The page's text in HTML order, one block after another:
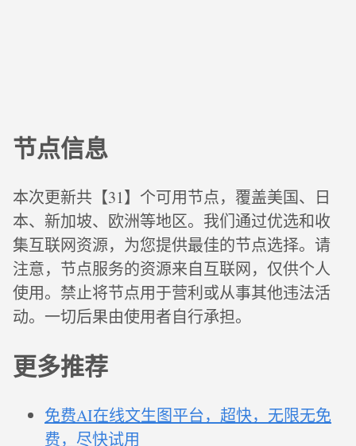
节点信息
本次更新共【31】个可用节点，覆盖美国、日
本、新加坡、欧洲等地区。我们通过优选和收
集互联网资源，为您提供最佳的节点选择。请
注意，节点服务的资源来自互联网，仅供个人
使用。禁止将节点用于营利或从事其他违法活
动。一切后果由使用者自行承担。
更多推荐
免费AI在线文生图平台，超快，无限无免
费，尽快试用